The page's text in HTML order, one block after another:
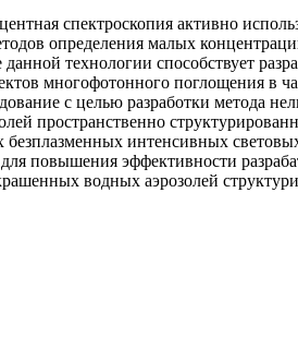
спектроскопия активно
определения малых
технологии способствует
многофотонного поглощения в
с целью разработки метода
пространственно
безплазменных интенсивных
для повышения эффективности
водных аэрозолей